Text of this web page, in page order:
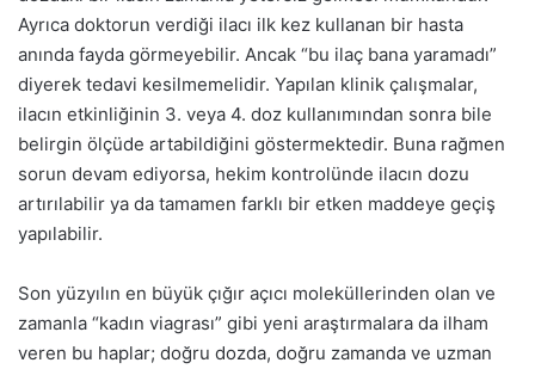
Ayrıca doktorun verdiği ilacı ilk kez kullanan bir hasta
anında fayda görmeyebilir. Ancak “bu ilaç bana yaramadı”
diyerek tedavi kesilmemelidir. Yapılan klinik çalışmalar,
ilacın etkinliğinin 3. veya 4. doz kullanımından sonra bile
belirgin ölçüde artabildiğini göstermektedir. Buna rağmen
sorun devam ediyorsa, hekim kontrolünde ilacın dozu
artırılabilir ya da tamamen farklı bir etken maddeye geçiş
yapılabilir.
Son yüzyılın en büyük çığır açıcı moleküllerinden olan ve
zamanla “kadın viagrası” gibi yeni araştırmalara da ilham
veren bu haplar; doğru dozda, doğru zamanda ve uzman